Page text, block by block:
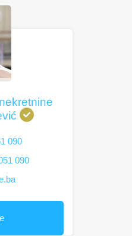
090
090